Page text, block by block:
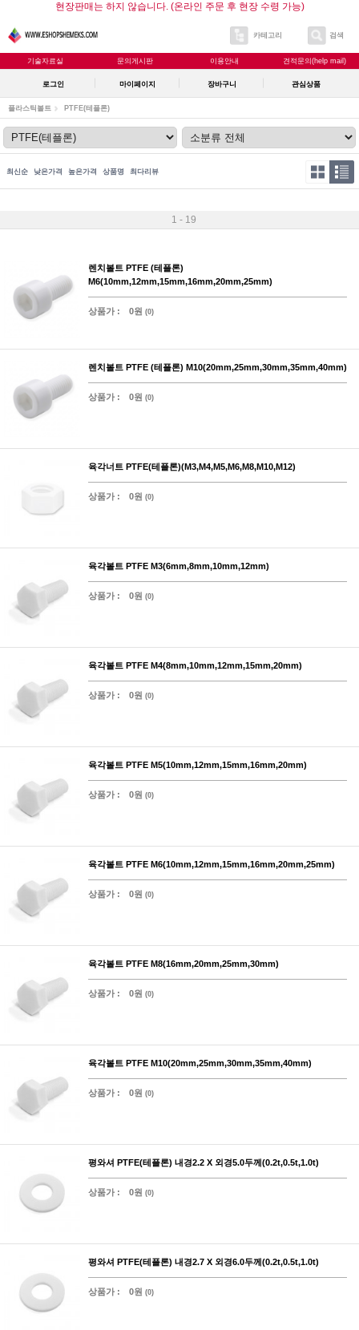
현장판매는 하지 않습니다. (온라인 주문 후 현장 수령 가능)
카테고리 검색
기술자료실 문의게시판 이용안내 견적문의(help mail)
로그인 마이페이지 장바구니 관심상품
플라스틱볼트 PTFE(테플론)
최신순 낮은가격 높은가격 상품명 최다리뷰
1 - 19
렌치볼트 PTFE (테플론)
M6(10mm,12mm,15mm,16mm,20mm,25mm)
상품가 : 0원 (0)
렌치볼트 PTFE (테플론) M10(20mm,25mm,30mm,35mm,40mm)
상품가 : 0원 (0)
육각너트 PTFE(테플론)(M3,M4,M5,M6,M8,M10,M12)
상품가 : 0원 (0)
육각볼트 PTFE M3(6mm,8mm,10mm,12mm)
상품가 : 0원 (0)
육각볼트 PTFE M4(8mm,10mm,12mm,15mm,20mm)
상품가 : 0원 (0)
육각볼트 PTFE M5(10mm,12mm,15mm,16mm,20mm)
상품가 : 0원 (0)
육각볼트 PTFE M6(10mm,12mm,15mm,16mm,20mm,25mm)
상품가 : 0원 (0)
육각볼트 PTFE M8(16mm,20mm,25mm,30mm)
상품가 : 0원 (0)
육각볼트 PTFE M10(20mm,25mm,30mm,35mm,40mm)
상품가 : 0원 (0)
평와셔 PTFE(테플론) 내경2.2 X 외경5.0두께(0.2t,0.5t,1.0t)
상품가 : 0원 (0)
평와셔 PTFE(테플론) 내경2.7 X 외경6.0두께(0.2t,0.5t,1.0t)
상품가 : 0원 (0)